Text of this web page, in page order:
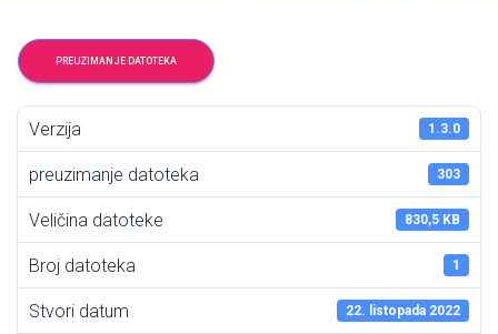
PREUZIMANJE DATOTEKA
Verzija 1.3.0
preuzimanje datoteka 303
Veličina datoteke 830,5 KB
Broj datoteka 1
Stvori datum 22. listopada 2022